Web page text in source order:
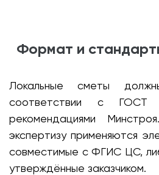
Формат и
Локальные сметы
соответствии с ГОСТ
рекомендациями
экспертизу применяются
совместимые с ФГИС ЦС,
утверждённые заказчиком.